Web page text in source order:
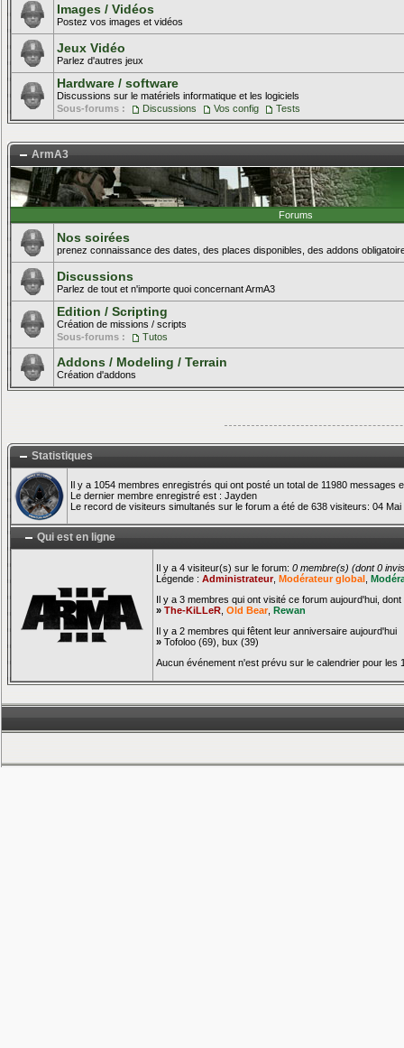
Images / Vidéos
Postez vos images et vidéos
Jeux Vidéo
Parlez d'autres jeux
Hardware / software
Discussions sur le matériels informatique et les logiciels
Sous-forums :
Discussions Vos config Tests
ArmA3
Forums
Nos soirées
prenez connaissance des dates, des places disponibles, des addons
Discussions
Parlez de tout et n'importe quoi concernant ArmA3
Edition / Scripting
Création de missions / scripts
Sous-forums :
Tutos
Addons / Modeling / Terrain
Création d'addons
Statistiques
Il y a 1054 membres enregistrés qui ont posté un total de 11980 messages
Le dernier membre enregistré est : Jayden
Le record de visiteurs simultanés sur le forum a été de 638 visiteurs: 04 Mai
Qui est en ligne
Il y a 4 visiteur(s) sur le forum: 0 membre(s) (dont 0
Légende : Administrateur, Modérateur global
Il y a 3 membres qui ont visité ce forum aujourd'hui,
» The-KiLLeR Old Bear, Rewan
Il y a 2 membres qui fêtent leur anniversaire aujourd'hui
» Tofoloo (69), bux (39)
Aucun événement n'est prévu sur le calendrier pour les